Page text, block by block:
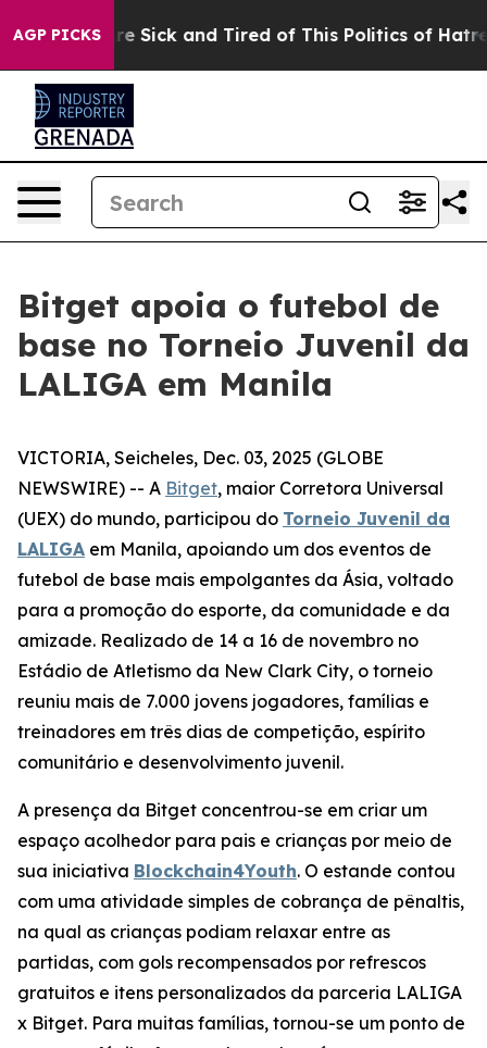
AGP PICKSAre Sick and Tired of This Politics of Hatred”
Bitget apoia o futebol de
base no Torneio Juvenil da
LALIGA em Manila
VICTORIA, Seicheles, Dec. 03, 2025 (GLOBE
NEWSWIRE) -- A Bitget, maior Corretora Universal
(UEX) do mundo, participou do Torneio Juvenil da
LALIGA em Manila, apoiando um dos eventos de
futebol de base mais empolgantes da Ásia, voltado
para a promoção do esporte, da comunidade e da
amizade. Realizado de 14 a 16 de novembro no
Estádio de Atletismo da New Clark City, o torneio
reuniu mais de 7.000 jovens jogadores, famílias e
treinadores em três dias de competição, espírito
comunitário e desenvolvimento juvenil.
A presença da Bitget concentrou-se em criar um
espaço acolhedor para pais e crianças por meio de
sua iniciativa Blockchain4Youth. O estande contou
com uma atividade simples de cobrança de pênaltis,
na qual as crianças podiam relaxar entre as
partidas, com gols recompensados por refrescos
gratuitos e itens personalizados da parceria LALIGA
x Bitget. Para muitas famílias, tornou-se um ponto de